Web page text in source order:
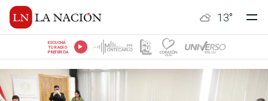
13°
ESCUCHÁ
TU RADIO
PREFERIDA